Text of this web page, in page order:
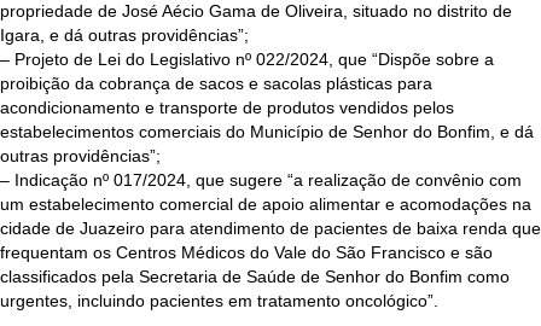
propriedade de José Aécio Gama de Oliveira, situado no distrito de
Igara, e dá outras providências”;
– Projeto de Lei do Legislativo nº 022/2024, que “Dispõe sobre a
proibição da cobrança de sacos e sacolas plásticas para
acondicionamento e transporte de produtos vendidos pelos
estabelecimentos comerciais do Município de Senhor do Bonfim, e dá
outras providências”;
– Indicação nº 017/2024, que sugere “a realização de convênio com
um estabelecimento comercial de apoio alimentar e acomodações na
cidade de Juazeiro para atendimento de pacientes de baixa renda que
frequentam os Centros Médicos do Vale do São Francisco e são
classificados pela Secretaria de Saúde de Senhor do Bonfim como
urgentes, incluindo pacientes em tratamento oncológico”.